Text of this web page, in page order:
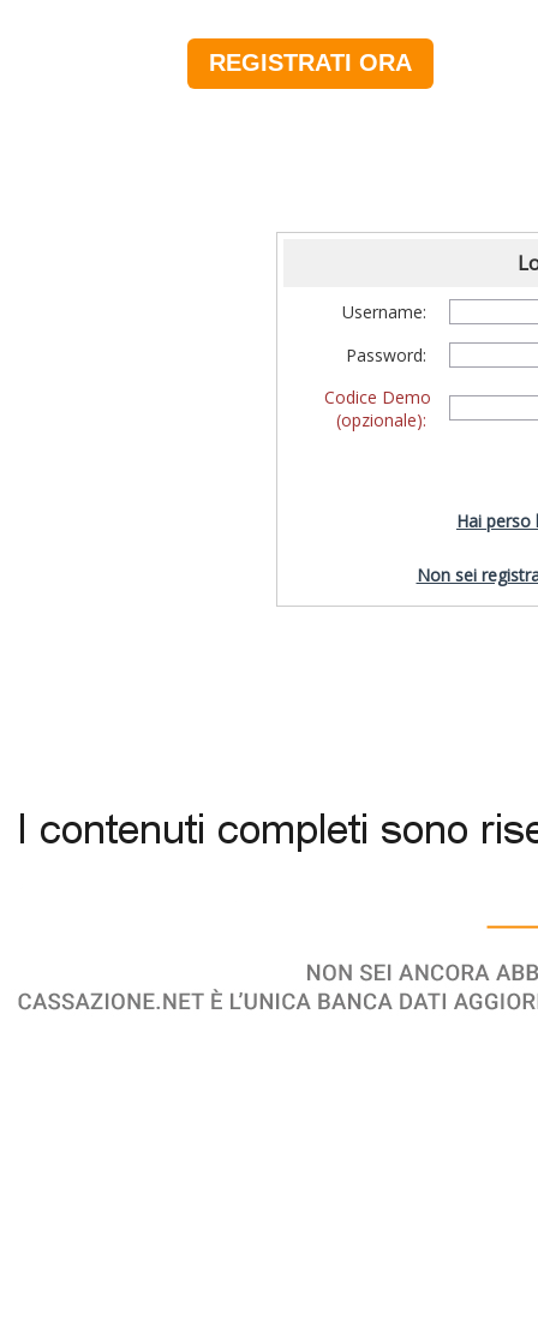
REGISTRATI ORA
Username:
Password:
Codice Demo
(opzionale):
Hai perso
Non sei